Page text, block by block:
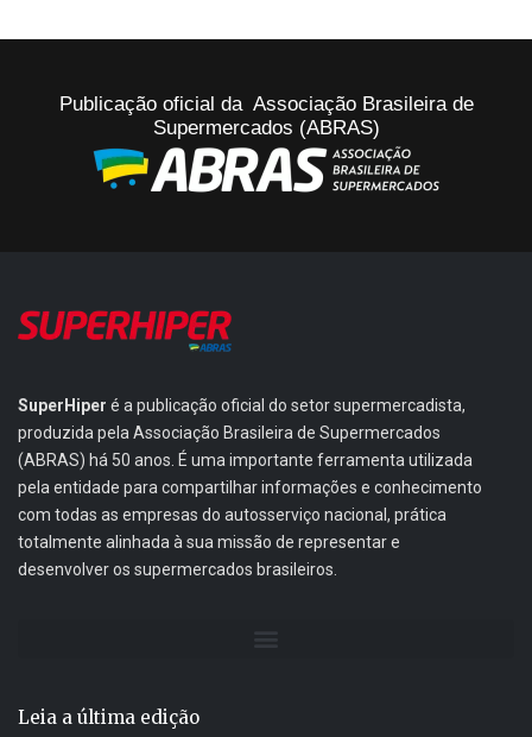
Publicação oficial da Associação Brasileira de
Supermercados (ABRAS)
SuperHiper é a publicação oficial do setor supermercadista,
produzida pela Associação Brasileira de Supermercados
(ABRAS) há 50 anos. É uma importante ferramenta utilizada
pela entidade para compartilhar informações e conhecimento
com todas as empresas do autosserviço nacional, prática
totalmente alinhada à sua missão de representar e
desenvolver os supermercados brasileiros.
Leia a última edição